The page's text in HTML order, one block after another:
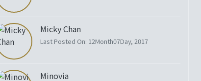
Micky Chan
Last Posted On: 12Month07Day, 2017
Minovia